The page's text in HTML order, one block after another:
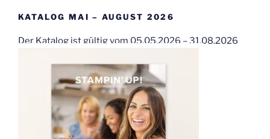
KATALOG MAI – AUGUST 2026
Der Katalog ist gültig vom 05.05.2026 – 31.08.2026